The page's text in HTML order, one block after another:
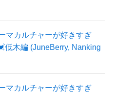
マカルチャーが好きすぎ
低木編 (JuneBerry, Nanking
マカルチャーが好きすぎ